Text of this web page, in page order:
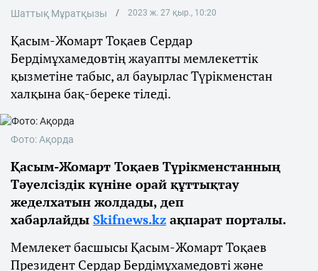
Шаттық Мұратқызы 2023 ж. 27 қыр., 10:20
Қасым-Жомарт Тоқаев Сердар
Бердімұхамедовтің жауапты мемлекеттік
қызметіне табыс, ал бауырлас Түрікменстан
халқына бақ-береке тіледі.
Фото: Ақорда
Қасым-Жомарт Тоқаев Түрікменстанның
Тәуелсіздік күніне орай құттықтау
жеделхатын жолдады, деп
хабарлайды Skifnews.kz ақпарат порталы.
Мемлекет басшысы Қасым-Жомарт Тоқаев
Президент Сердар Бердімұхамедовті және